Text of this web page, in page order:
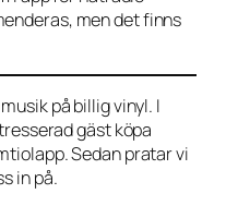
men det finns
på billig vinyl. I
gäst köpa
Sedan pratar vi
in på.